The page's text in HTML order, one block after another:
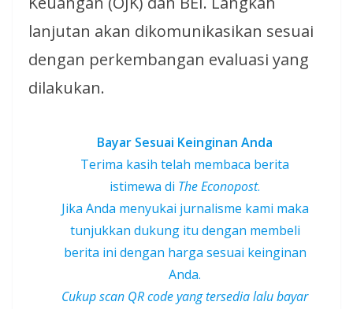
lanjutan akan dikomunikasikan sesuai
dengan perkembangan evaluasi yang
dilakukan.
Bayar Sesuai Keinginan Anda
Terima kasih telah membaca berita
istimewa di The Econopost.
Jika Anda menyukai jurnalisme kami maka
tunjukkan dukung itu dengan membeli
berita ini dengan harga sesuai keinginan
Anda.
Cukup scan QR code yang tersedia lalu bayar